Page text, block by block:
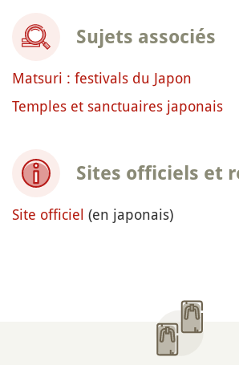
Sujets associés
Matsuri : festivals du Japon
Temples et sanctuaires japonais
Sites officiels et
Site officiel (en japonais)